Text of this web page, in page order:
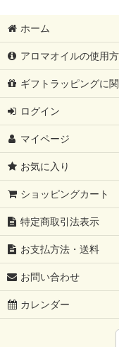
ホーム
アロマオイルの使用
ギフトラッピングに
ログイン
マイページ
お気に入り
ショッピングカート
特定商取引法表示
お支払方法・送料
お問い合わせ
カレンダー